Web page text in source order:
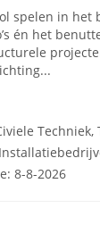
spelen in het
én het
8-8-2026